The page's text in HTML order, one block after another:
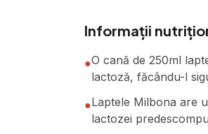
Informații
●O cană de 250ml
lactoză, făcându-l
●Laptele Milbona are
lactozei